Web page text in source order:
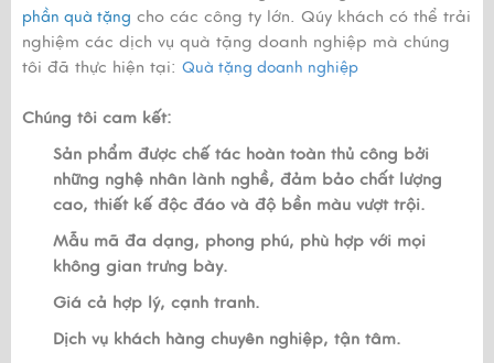
phần quà tặng cho các công ty lớn. Qúy khách có thể trải
nghiệm các dịch vụ quà tặng doanh nghiệp mà chúng
tôi đã thực hiện tại: Quà tặng doanh nghiệp
Chúng tôi cam kết:
Sản phẩm được chế tác hoàn toàn thủ công bởi
những nghệ nhân lành nghề, đảm bảo chất lượng
cao, thiết kế độc đáo và độ bền màu vượt trội.
Mẫu mã đa dạng, phong phú, phù hợp với mọi
không gian trưng bày.
Giá cả hợp lý, cạnh tranh.
Dịch vụ khách hàng chuyên nghiệp, tận tâm.